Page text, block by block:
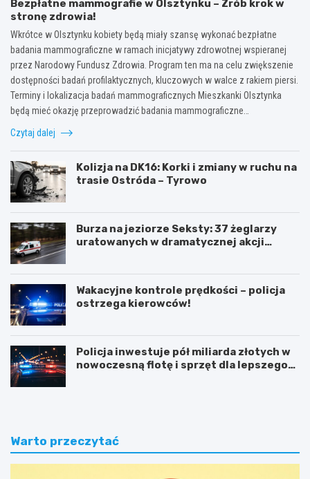
Bezpłatne mammografie w Olsztynku – Zrób krok w
stronę zdrowia!
Wkrótce w Olsztynku kobiety będą miały szansę wykonać bezpłatne
badania mammograficzne w ramach inicjatywy zdrowotnej wspieranej
przez Narodowy Fundusz Zdrowia. Program ten ma na celu zwiększenie
dostępności badań profilaktycznych, kluczowych w walce z rakiem piersi.
Terminy i lokalizacja badań mammograficznych Mieszkanki Olsztynka
będą mieć okazję przeprowadzić badania mammograficzne…
Czytaj dalej
Kolizja na DK16: Korki i zmiany w ruchu na
trasie Ostróda – Tyrowo
Burza na jeziorze Seksty: 37 żeglarzy
uratowanych w dramatycznej akcji
Wakacyjne kontrole prędkości – policja
ostrzega kierowców!
Policja inwestuje pół miliarda złotych w
nowoczesną flotę i sprzęt dla lepszego
Warto przeczytać